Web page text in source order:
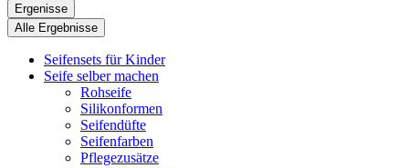
Ergenisse
Alle Ergebnisse
Seifensets für Kinder
Seife selber machen
Rohseife
Silikonformen
Seifendüfte
Seifenfarben
Pflegezusätze